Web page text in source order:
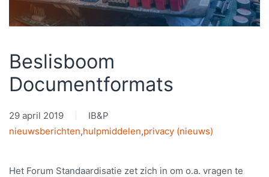
Beslisboom
Documentformats
29 april 2019
IB&P
nieuwsberichten,hulpmiddelen,privacy (nieuws)
Het Forum Standaardisatie zet zich in om o.a. vragen te